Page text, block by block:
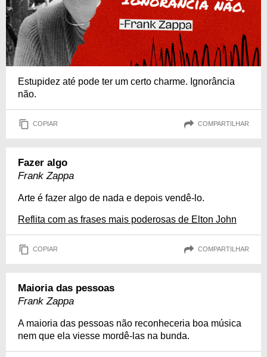
Estupidez até pode ter um certo charme. Ignorância
não.
COPIAR COMPARTILHAR
Fazer algo
Frank Zappa
Arte é fazer algo de nada e depois vendê-lo.
Reflita com as frases mais poderosas de Elton John
COPIAR COMPARTILHAR
Maioria das pessoas
Frank Zappa
A maioria das pessoas não reconheceria boa música
nem que ela viesse mordê-las na bunda.